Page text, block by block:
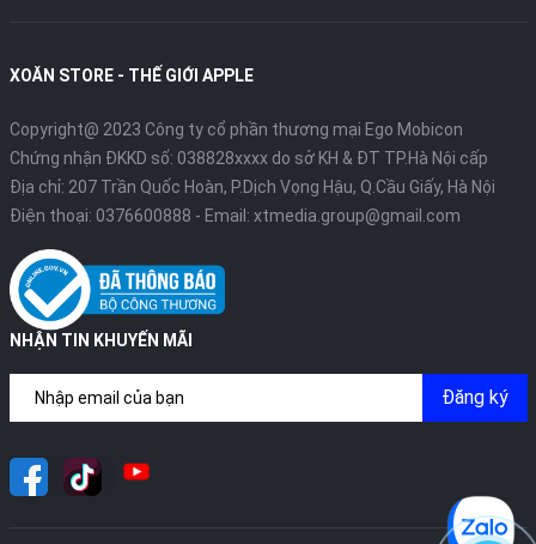
XOĂN STORE - THẾ GIỚI APPLE
Copyright@ 2023 Công ty cổ phần thương mại Ego Mobicon
Chứng nhận ĐKKD số: 038828xxxx do sở KH & ĐT TP.Hà Nội cấp
Địa chỉ: 207 Trần Quốc Hoàn, P.Dịch Vọng Hậu, Q.Cầu Giấy, Hà Nội
Điện thoại: 0376600888 - Email: xtmedia.group@gmail.com
NHẬN TIN KHUYẾN MÃI
Đăng ký